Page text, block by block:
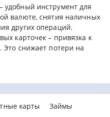
удобный инструмент для
валюте, снятия наличных
других операций.
карточек – привязка к
Это снижает потери на
карты Займы